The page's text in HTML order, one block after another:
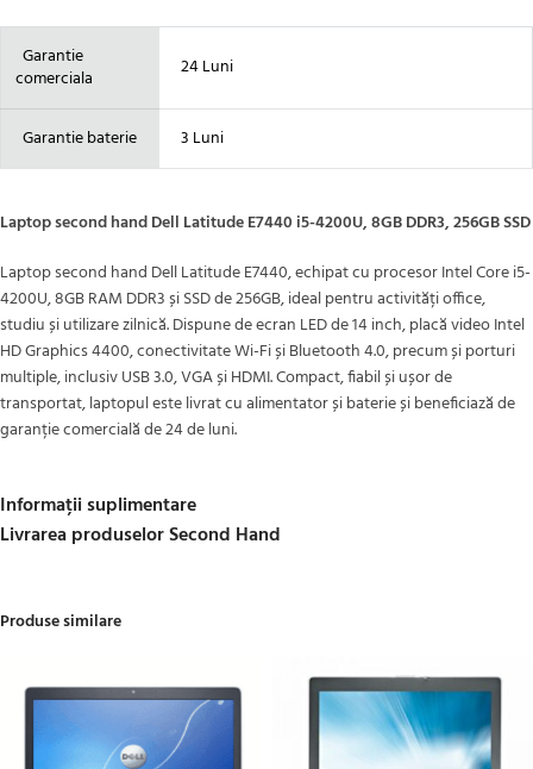
Garantie
comerciala
24 Luni
Garantie baterie 3 Luni
Laptop second hand Dell Latitude E7440 i5-4200U, 8GB DDR3, 256GB SSD
Laptop second hand Dell Latitude E7440, echipat cu procesor Intel Core i5-
4200U, 8GB RAM DDR3 și SSD de 256GB, ideal pentru activități office,
studiu și utilizare zilnică. Dispune de ecran LED de 14 inch, placă video Intel
HD Graphics 4400, conectivitate Wi-Fi și Bluetooth 4.0, precum și porturi
multiple, inclusiv USB 3.0, VGA și HDMI. Compact, fiabil și ușor de
transportat, laptopul este livrat cu alimentator și baterie și beneficiază de
garanție comercială de 24 de luni.
Informații suplimentare
Livrarea produselor Second Hand
Produse similare